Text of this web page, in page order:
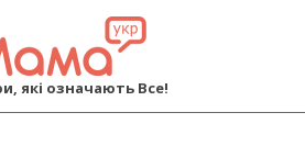
які означають Все!